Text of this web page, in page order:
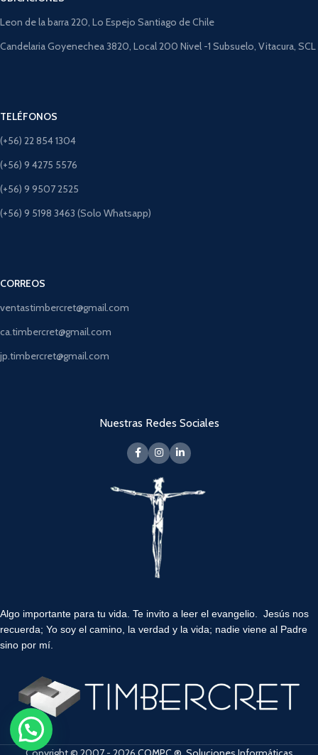
Leon de la barra 220, Lo Espejo Santiago de Chile
Candelaria Goyenechea 3820, Local 200 Nivel -1 Subsuelo, Vitacura, SCL
TELÉFONOS
(+56) 22 854 1304
(+56) 9 4275 5576
(+56) 9 9507 2525
(+56) 9 5198 3463 (Solo Whatsapp)
CORREOS
ventastimbercret@gmail.com
ca.timbercret@gmail.com
jp.timbercret@gmail.com
Nuestras Redes Sociales
Algo importante para tu vida. Te invito a leer el evangelio. Jesús nos
recuerda; Yo soy el camino, la verdad y la vida; nadie viene al Padre
sino por mí.